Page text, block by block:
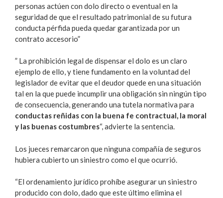
personas actúen con dolo directo o eventual en la
seguridad de que el resultado patrimonial de su futura
conducta pérfida pueda quedar garantizada por un
contrato accesorio”
” La prohibición legal de dispensar el dolo es un claro
ejemplo de ello, y tiene fundamento en la voluntad del
legislador de evitar que el deudor quede en una situación
tal en la que puede incumplir una obligación sin ningún tipo
de consecuencia, generando una tutela normativa para
conductas reñidas con la buena fe contractual, la moral
y las buenas costumbres“, advierte la sentencia.
Los jueces remarcaron que ninguna compañía de seguros
hubiera cubierto un siniestro como el que ocurrió.
“El ordenamiento jurídico prohíbe asegurar un siniestro
producido con dolo, dado que este último elimina el